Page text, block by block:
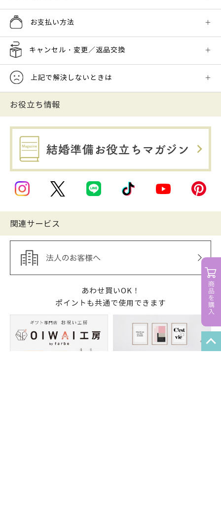
お支払い方法
キャンセル・変更／返品交換
上記で解決しないときは
お役立ち情報
関連サービス
あわせ買いOK！
ポイントも共通で使用できます